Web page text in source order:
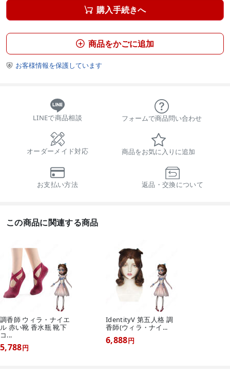
 購入手続きへ
 商品をかごに追加
 お客様情報を保護しています
LINEで商品相談 フォームで商品問い合わせ
オーダーメイド対応 商品をお気に入りに追加
お支払い方法 返品・交換について
この商品に関連する商品
調香師 ウィラ・ナイエ
ル 赤い靴 香水瓶 靴下
コ...
5,788円
IdentityV 第五人格 調
香師(ウィラ・ナイ...
6,888円